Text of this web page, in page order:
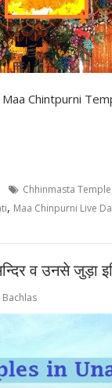
Chintpurni
Chhinmasta Temple
, Maa Chinpurni Live
व उनसे जुड़ा
Bachlas